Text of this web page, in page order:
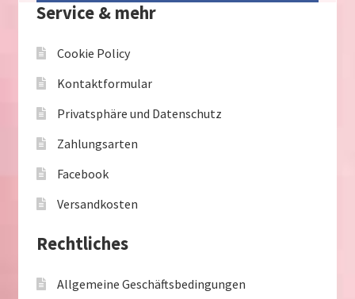
Service & mehr
Cookie Policy
Kontaktformular
Privatsphäre und Datenschutz
Zahlungsarten
Facebook
Versandkosten
Rechtliches
Allgemeine Geschäftsbedingungen